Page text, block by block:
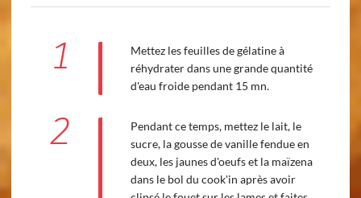
1
Mettez les feuilles de gélatine à
réhydrater dans une grande quantité
d'eau froide pendant 15 mn.
2
Pendant ce temps, mettez le lait, le
sucre, la gousse de vanille fendue en
deux, les jaunes d'oeufs et la maïzena
dans le bol du cook'in après avoir